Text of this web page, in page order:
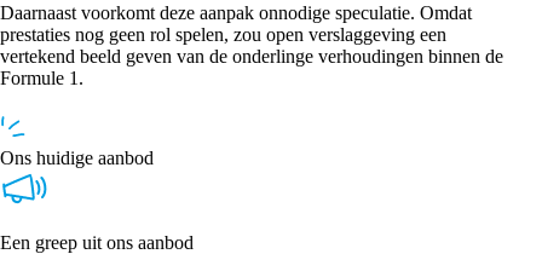
Daarnaast voorkomt deze aanpak onnodige speculatie. Omdat
prestaties nog geen rol spelen, zou open verslaggeving een
vertekend beeld geven van de onderlinge verhoudingen binnen de
Formule 1.
Ons huidige aanbod
Een greep uit ons aanbod